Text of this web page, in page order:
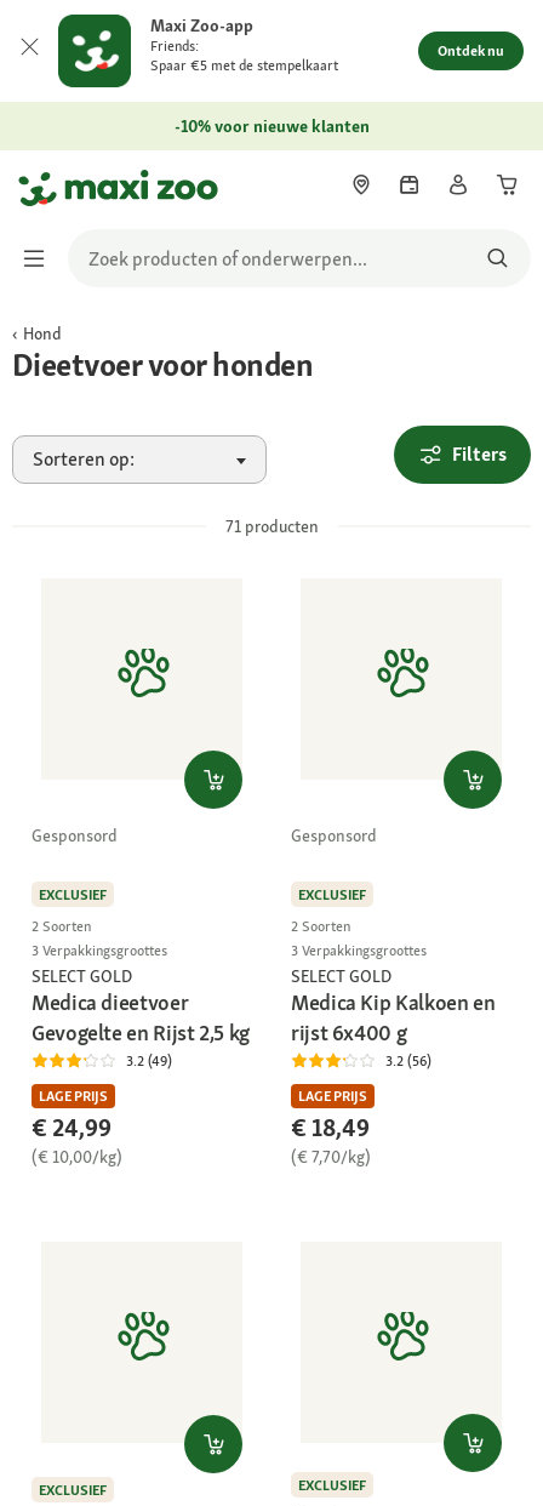
Maxi Zoo-app
Friends:
Spaar €5 met de stempelkaart
Ontdek nu
-10% voor nieuwe klanten
Hond
Dieetvoer voor honden
Sorteren op: Filters
71producten
Gesponsord
EXCLUSIEF
2 Soorten
3 Verpakkingsgroottes
SELECT GOLD
Medica dieetvoer
Gevogelte en Rijst 2,5 kg
3.2 (49)
LAGE PRIJS
€ 24,99
(€ 10,00/kg)
Gesponsord
EXCLUSIEF
2 Soorten
3 Verpakkingsgroottes
SELECT GOLD
Medica Kip Kalkoen en
rijst 6x400 g
3.2 (56)
LAGE PRIJS
€ 18,49
(€ 7,70/kg)
EXCLUSIEF
EXCLUSIEF